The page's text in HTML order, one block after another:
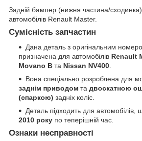
Задній бампер (нижня частина/
автомобілів Renault Master.
Сумісність запчастин
Дана деталь з оригінальним
призначена для автомобілів Renault
Movano B та Nissan NV400
Вона спеціально розроблена для
заднім приводом та двоскатною
(спаркою) задніх коліс.
Деталь підходить для автомобілів,
2010 року по теперішній час.
Ознаки несправності